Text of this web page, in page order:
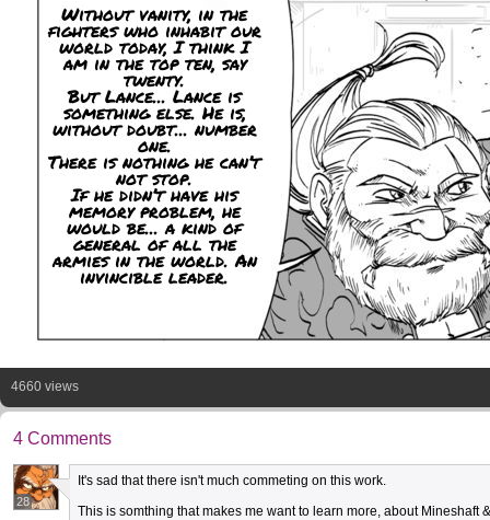
Without vanity, in the
fighters who inhabit our
world today, I think I
am in the top ten, say
twenty.
But Lance... Lance is
something else. He is,
without doubt... number
one.
There is nothing he can’t
not stop.
If he didn’t have his
memory problem, he
would be... a kind of
general of all the
armies in the world. An
invincible leader.
4660 views
4 Comments
28
It's sad that there isn't much commeting on this work.
This is somthing that makes me want to learn more, about Mineshaft